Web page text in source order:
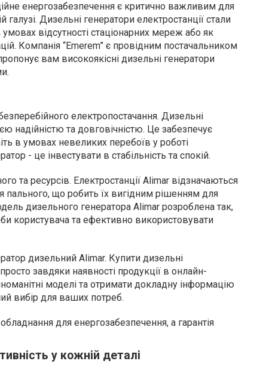
енергозабезпечення є критично важливим для
Дизельні генератори електростанції стали
відсутності стаціонарних мереж або як
Компанія “Emerem” є провідним постачальником
вам високоякісні дизельні генератори
безперебійного електропостачання. Дизельні
надійністю та довговічністю. Це забезпечує
в умовах невеликих перебоїв у роботі
- це інвестувати в стабільність та спокій.
та ресурсів. Електростанції Alimar відзначаються
що робить їх вигідним рішенням для
дизельного генератора Alimar розроблена так,
користувача та ефективно використовувати
дизельний Alimar. Купити дизельні
завдяки наявності продукції в онлайн-
моделі та отримати докладну інформацію
вибір для ваших потреб.
для енергозабезпечення, а гарантія
у кожній деталі